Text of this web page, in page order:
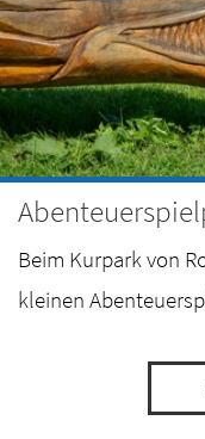
Beim Kurpark von
kleinen